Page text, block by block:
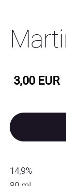
3,00 EUR
14,9%